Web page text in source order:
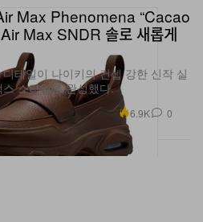
Max Phenomena “Cacao
Max SNDR 솔로 새롭게
테일이 나이키의 컨셉 강한 신작 실
스타일을 완성했다.
6.9K 0